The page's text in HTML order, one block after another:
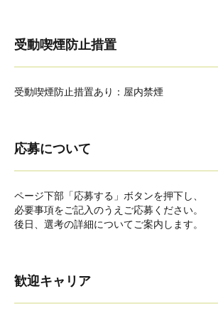
受動喫煙防止措置
受動喫煙防止措置あり：屋内禁煙
応募について
ページ下部「応募する」ボタンを押下し、
必要事項をご記入のうえご応募ください。
後日、選考の詳細についてご案内します。
歓迎キャリア